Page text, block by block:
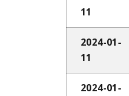
11
2024-01-
11
2024-01-